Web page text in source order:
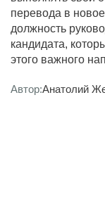
перевода в
должность
кандидата,
этого важного
Автор:Анатолий